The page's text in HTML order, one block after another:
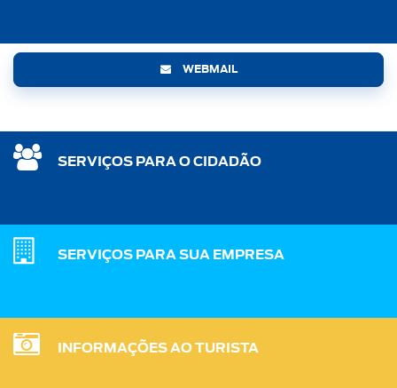
WEBMAIL
SERVIÇOS PARA O CIDADÃO
SERVIÇOS PARA SUA EMPRESA
INFORMAÇÕES AO TURISTA